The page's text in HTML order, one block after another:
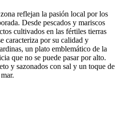
reflejan la pasión local por los
Desde pescados y mariscos
cultivados en las fértiles tierras
caracteriza por su calidad y
un plato emblemático de la
que no se puede pasar por alto.
y sazonados con sal y un toque de